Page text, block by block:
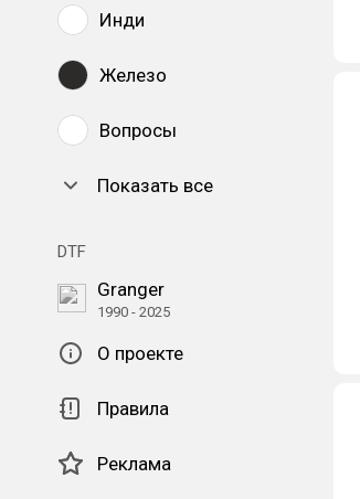
Инди
Железо
Вопросы
Показать все
DTF
Granger
1990 - 2025
О проекте
Правила
Реклама